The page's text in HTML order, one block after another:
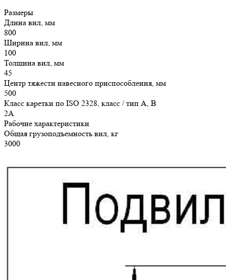
Размеры
Длина вил, мм
800
Ширина вил, мм
100
Толщина вил, мм
45
Центр тяжести навесного приспособления, мм
500
Класс каретки по ISO 2328, класс / тип A, B
2A
Рабочие характеристики
Общая грузоподъемность вил, кг
3000